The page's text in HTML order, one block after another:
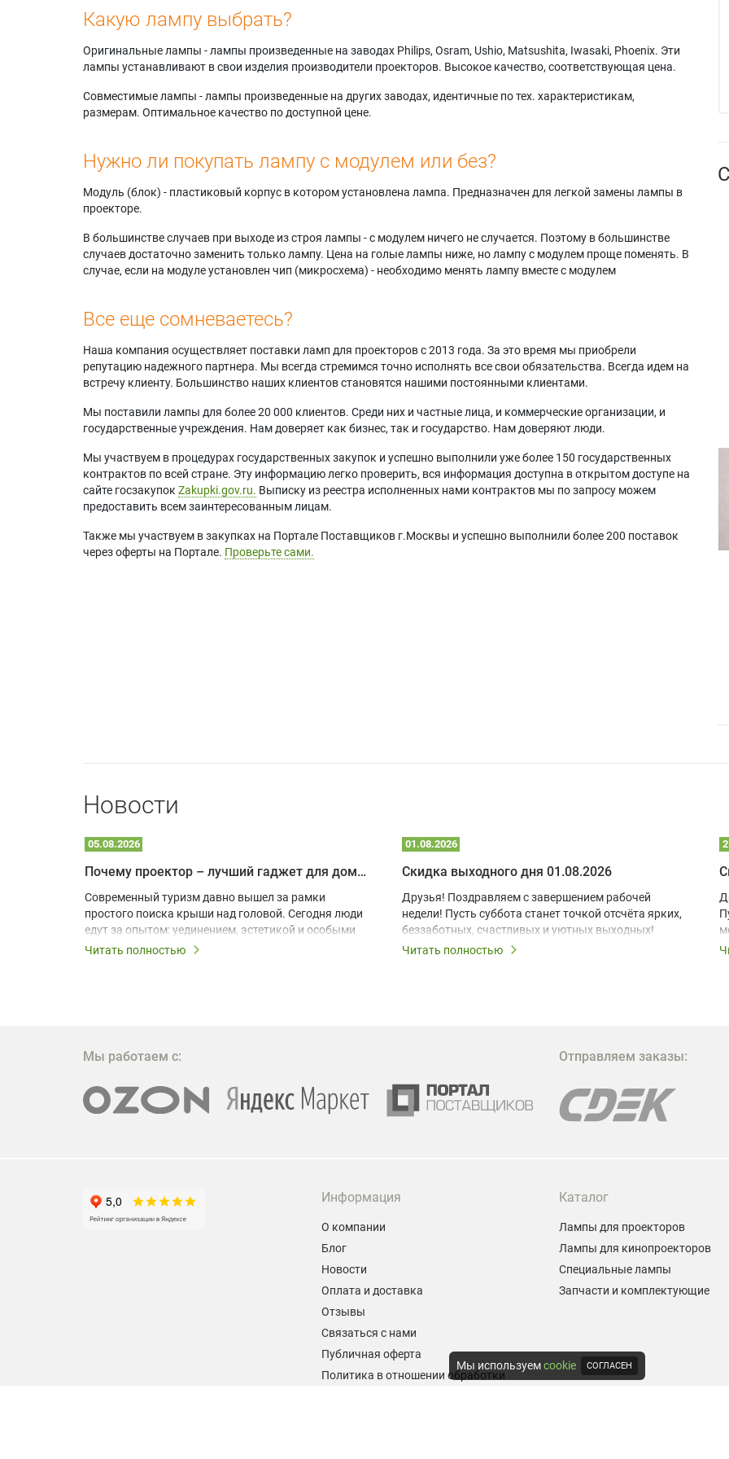
Какую лампу выбрать?
Оригинальные лампы - лампы произведенные на заводах Philips, Osram, Ushio, Matsushita, Iwasaki, Phoenix. Эти
лампы устанавливают в свои изделия производители проекторов. Высокое качество, соответствующая цена.
Совместимые лампы - лампы произведенные на других заводах, идентичные по тех. характеристикам,
размерам. Оптимальное качество по доступной цене.
Нужно ли покупать лампу с модулем или без?
Модуль (блок) - пластиковый корпус в котором установлена лампа. Предназначен для легкой замены лампы в
проекторе.
В большинстве случаев при выходе из строя лампы - с модулем ничего не случается. Поэтому в большинстве
случаев достаточно заменить только лампу. Цена на голые лампы ниже, но лампу с модулем проще поменять. В
случае, если на модуле установлен чип (микросхема) - необходимо менять лампу вместе с модулем
Все еще сомневаетесь?
Наша компания осуществляет поставки ламп для проекторов с 2013 года. За это время мы приобрели
репутацию надежного партнера. Мы всегда стремимся точно исполнять все свои обязательства. Всегда идем на
встречу клиенту. Большинство наших клиентов становятся нашими постоянными клиентами.
Мы поставили лампы для более 20 000 клиентов. Среди них и частные лица, и коммерческие организации, и
государственные учреждения. Нам доверяет как бизнес, так и государство. Нам доверяют люди.
Мы участвуем в процедурах государственных закупок и успешно выполнили уже более 150 государственных
контрактов по всей стране. Эту информацию легко проверить, вся информация доступна в открытом доступе на
сайте госзакупок Zakupki.gov.ru. Выписку из реестра исполненных нами контрактов мы по запросу можем
предоставить всем заинтересованным лицам.
Также мы участвуем в закупках на Портале Поставщиков г.Москвы и успешно выполнили более 200 поставок
через оферты на Портале. Проверьте сами.
Новости
05.08.2026
Почему проектор – лучший гаджет для домика в глэмпинге
Современный туризм давно вышел за рамки
простого поиска крыши над головой. Сегодня люди
едут за опытом: уединением, эстетикой и особыми
ощущениями. Владельцы A-frame домов,
эффективных и бюджетных способов стать
проектора.
Читать полностью
01.08.2026
Скидка выходного дня 01.08.2026
Друзья! Поздравляем с завершением рабочей
недели! Пусть суббота станет точкой отсчёта ярких,
беззаботных, счастливых и уютных выходных!
Читать полностью
Мы работаем с: Отправляем заказы:
Информация
О компании
Блог
Новости
Оплата и доставка
Отзывы
Связаться с нами
Публичная оферта
Политика в отношении обработки
Каталог
Лампы для проекторов
Лампы для кинопроекторов
Специальные лампы
Запчасти и комплектующие
Мы используемcookie СОГЛАСЕН